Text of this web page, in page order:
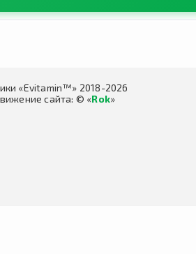
«Evitamin™» 2018-2026
сайта: © «Rok»